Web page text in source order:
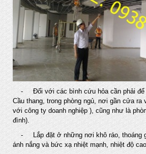
- Đối với các bình cứu hỏa cần phải để
Cầu thang, trong phòng ngủ, nơi gần cửa ra
với công ty doanh nghiệp ), cũng như là
đình).
- Lắp đặt ở những nơi khô ráo, thoáng
ánh nắng và bức xạ nhiệt mạnh, nhiệt độ